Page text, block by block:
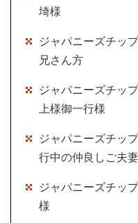
埼様
ジャパニーズチッ
兄さん方
ジャパニーズチッ
上様御一行様
ジャパニーズチッ
行中の仲良しご夫妻
ジャパニーズチッ
様